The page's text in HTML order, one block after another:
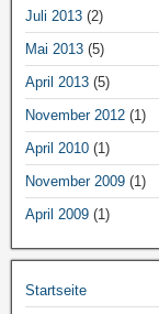
Juli 2013 (2)
Mai 2013 (5)
April 2013 (5)
November 2012 (1)
April 2010 (1)
November 2009 (1)
April 2009 (1)
Startseite